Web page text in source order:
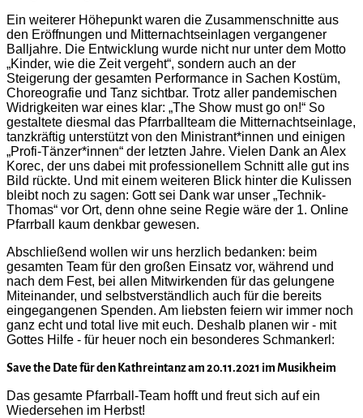
Ein weiterer Höhepunkt waren die Zusammenschnitte aus
den Eröffnungen und Mitternachtseinlagen vergangener
Balljahre. Die Entwicklung wurde nicht nur unter dem Motto
„Kinder, wie die Zeit vergeht“, sondern auch an der
Steigerung der gesamten Performance in Sachen Kostüm,
Choreografie und Tanz sichtbar. Trotz aller pandemischen
Widrigkeiten war eines klar: „The Show must go on!“ So
gestaltete diesmal das Pfarrballteam die Mitternachtseinlage,
tanzkräftig unterstützt von den Ministrant*innen und einigen
„Profi-Tänzer*innen“ der letzten Jahre. Vielen Dank an Alex
Korec, der uns dabei mit professionellem Schnitt alle gut ins
Bild rückte. Und mit einem weiteren Blick hinter die Kulissen
bleibt noch zu sagen: Gott sei Dank war unser „Technik-
Thomas“ vor Ort, denn ohne seine Regie wäre der 1. Online
Pfarrball kaum denkbar gewesen.
Abschließend wollen wir uns herzlich bedanken: beim
gesamten Team für den großen Einsatz vor, während und
nach dem Fest, bei allen Mitwirkenden für das gelungene
Miteinander, und selbstverständlich auch für die bereits
eingegangenen Spenden. Am liebsten feiern wir immer noch
ganz echt und total live mit euch. Deshalb planen wir - mit
Gottes Hilfe - für heuer noch ein besonderes Schmankerl:
Save the Date für den Kathreintanz am 20.11.2021 im Musikheim
Das gesamte Pfarrball-Team hofft und freut sich auf ein
Wiedersehen im Herbst!